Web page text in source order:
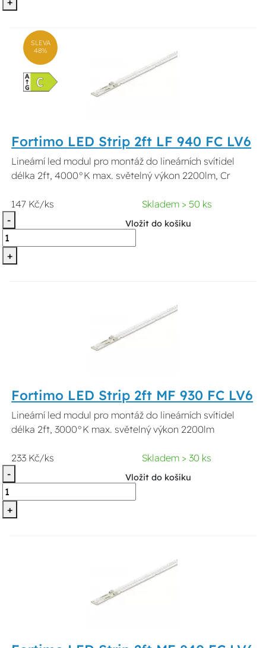
SLEVA
48%
Fortimo LED Strip 2ft LF 940 FC LV6
Lineární led modul pro montáž do lineárních svítidel
délka 2ft, 4000°K max. světelný výkon 2200lm, Cr
147 Kč/ks
Skladem > 50 ks
-
+
Vložit do košíku
Fortimo LED Strip 2ft MF 930 FC LV6
Lineární led modul pro montáž do lineárních svítidel
délka 2ft, 3000°K max. světelný výkon 2200lm
233 Kč/ks
Skladem > 30 ks
-
+
Vložit do košíku